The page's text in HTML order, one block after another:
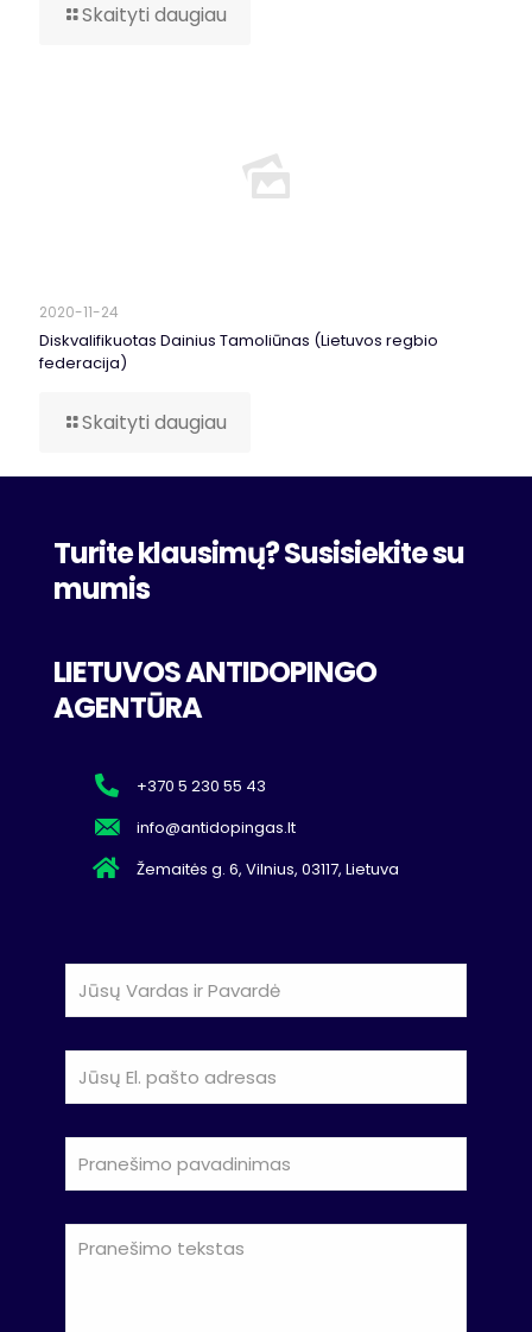
Skaityti daugiau
2020-11-24
Diskvalifikuotas Dainius Tamoliūnas (Lietuvos regbio
federacija)
Skaityti daugiau
Turite klausimų? Susisiekite su
mumis
LIETUVOS ANTIDOPINGO
AGENTŪRA
+370 5 230 55 43
info@antidopingas.lt
Žemaitės g. 6, Vilnius, 03117, Lietuva